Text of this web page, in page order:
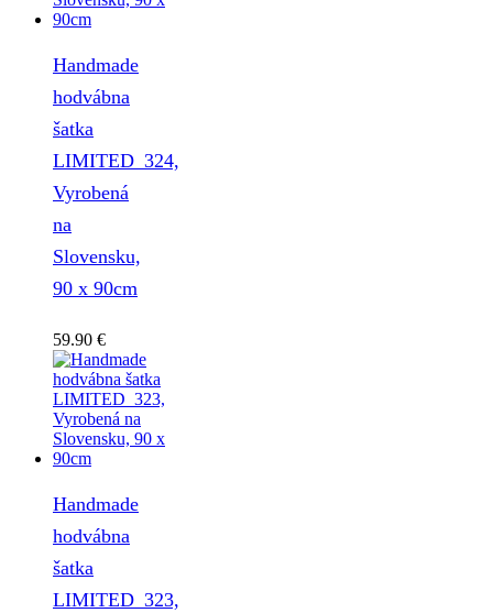
Handmade
hodvábna
šatka
LIMITED_324,
Vyrobená
na
Slovensku,
90 x 90cm
59.90 €
Handmade
hodvábna
šatka
LIMITED_323,